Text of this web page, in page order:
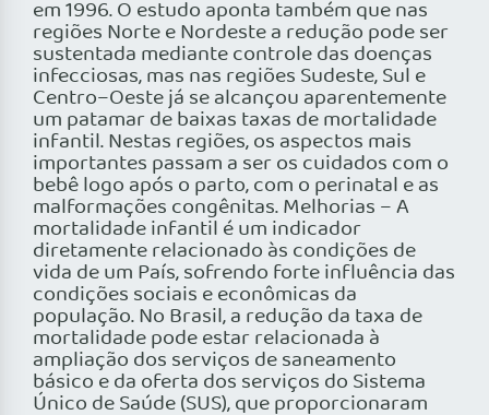
em 1996. O estudo aponta também que nas
regiões Norte e Nordeste a redução pode ser
sustentada mediante controle das doenças
infecciosas, mas nas regiões Sudeste, Sul e
Centro–Oeste já se alcançou aparentemente
um patamar de baixas taxas de mortalidade
infantil. Nestas regiões, os aspectos mais
importantes passam a ser os cuidados com o
bebê logo após o parto, com o perinatal e as
malformações congênitas. Melhorias – A
mortalidade infantil é um indicador
diretamente relacionado às condições de
vida de um País, sofrendo forte influência das
condições sociais e econômicas da
população. No Brasil, a redução da taxa de
mortalidade pode estar relacionada à
ampliação dos serviços de saneamento
básico e da oferta dos serviços do Sistema
Único de Saúde (SUS), que proporcionaram